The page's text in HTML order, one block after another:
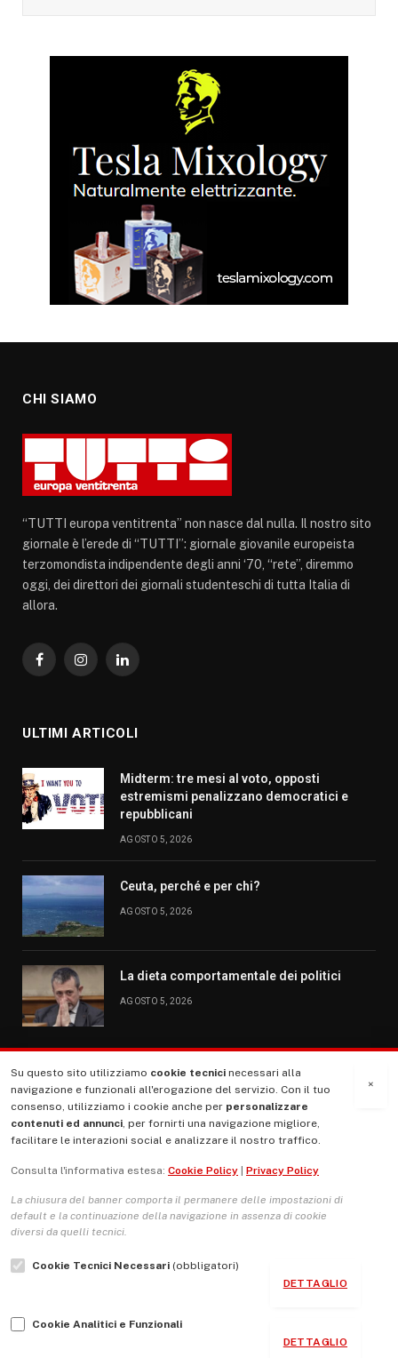
CHI SIAMO
“TUTTI europa ventitrenta” non nasce dal nulla. Il nostro sito
giornale è l’erede di “TUTTI”: giornale giovanile europeista
terzomondista indipendente degli anni ‘70, “rete”, diremmo
oggi, dei direttori dei giornali studenteschi di tutta Italia di
allora.
FacebookInstagramLinkedIn
ULTIMI ARTICOLI
Midterm: tre mesi al voto, opposti
estremismi penalizzano democratici e
repubblicani
AGOSTO 5, 2026
Ceuta, perché e per chi?
AGOSTO 5, 2026
La dieta comportamentale dei politici
AGOSTO 5, 2026
MENU
La Nostra Storia
Le Copertine
L’Associazione
Indirizzo Socio Politico Culturale
Guida per le autrici e gli autori
×
Su questo sito utilizziamo cookie tecnici necessari alla
navigazione e funzionali all'erogazione del servizio. Con il tuo
consenso, utilizziamo i cookie anche per personalizzare
contenuti ed annunci, per fornirti una navigazione migliore,
facilitare le interazioni social e analizzare il nostro traffico.
Consulta l'informativa estesa: Cookie Policy Privacy Policy
La chiusura del banner comporta il permanere delle impostazioni di
default e la continuazione della navigazione in assenza di cookie
diversi da quelli tecnici.
Cookie Tecnici Necessari (obbligatori)
DETTAGLIO
Cookie Analitici e Funzionali
DETTAGLIO